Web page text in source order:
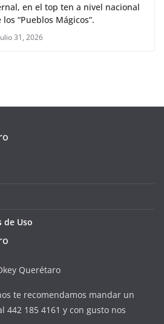
en el top ten a nivel nacional
los “Pueblos Mágicos”.
31, 2026
de Uso
Querétaro
te recomendamos mandar un
442 185 4161 y con gusto nos